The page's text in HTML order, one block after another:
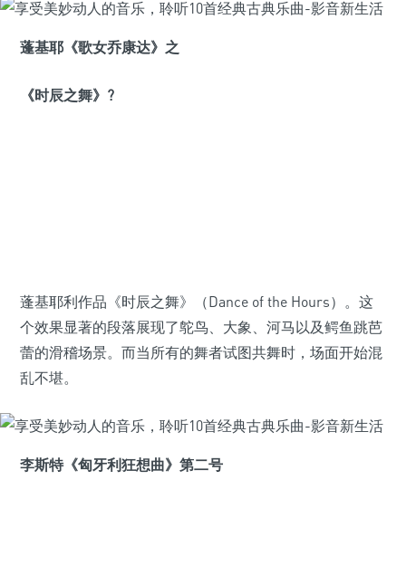
蓬基耶《歌女乔康达》之
《时辰之舞》?
蓬基耶利作品《时辰之舞》（Dance of the Hours）。这
个效果显著的段落展现了鸵鸟、大象、河马以及鳄鱼跳芭
蕾的滑稽场景。而当所有的舞者试图共舞时，场面开始混
乱不堪。
李斯特《匈牙利狂想曲》第二号